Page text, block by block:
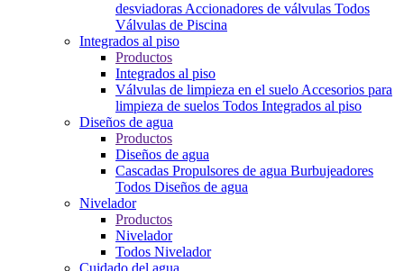
desviadoras Accionadores de válvulas Todos
Válvulas de Piscina
Integrados al piso
Productos
Integrados al piso
Válvulas de limpieza en el suelo Accesorios para
limpieza de suelos Todos Integrados al piso
Diseños de agua
Productos
Diseños de agua
Cascadas Propulsores de agua Burbujeadores
Todos Diseños de agua
Nivelador
Productos
Nivelador
Todos Nivelador
Cuidado del agua